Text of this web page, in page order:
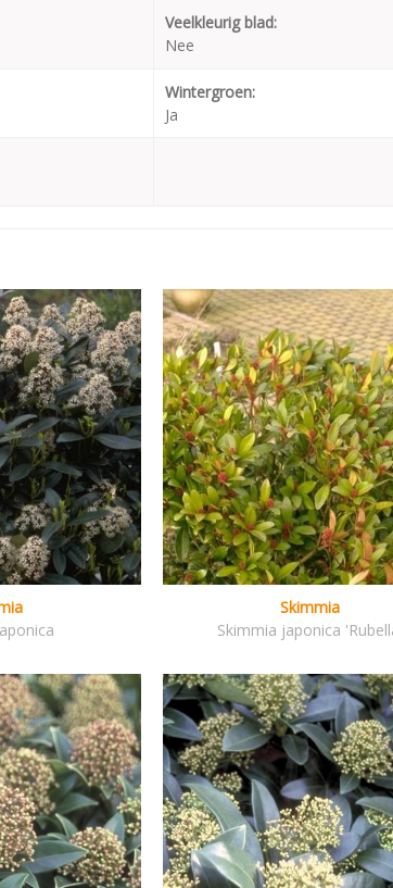
Veelkleurig blad:
Nee
Wintergroen:
Ja
Skimmia
Skimmia japonica